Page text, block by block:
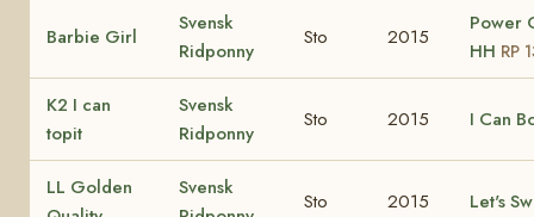
Barbie Girl
Svensk
Ridponny
Sto 2015
Power
HH RP
K2 I can
topit
Svensk
Ridponny
Sto 2015 I Can
LL Golden
Svensk
Sto 2015 Let's